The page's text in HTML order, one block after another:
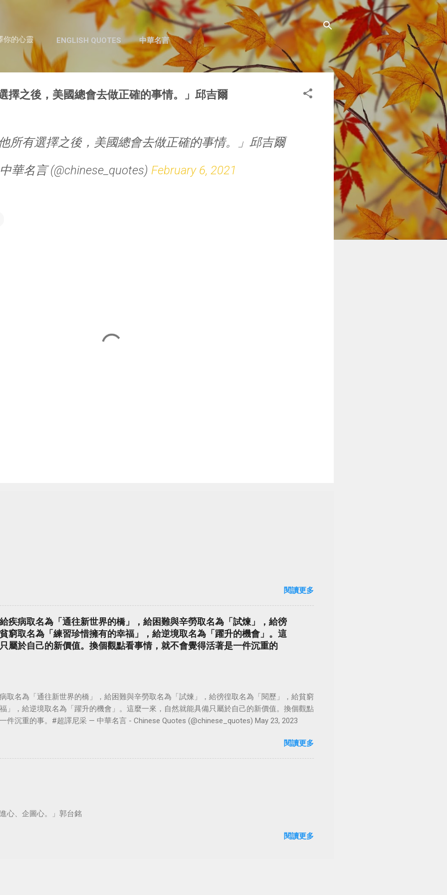
跳至主要內容
你的心靈 ENGLISH QUOTES 中華名言
擇之後，美國總會去做正確的事情。」邱吉爾
所有選擇之後，美國總會去做正確的事情。」邱吉爾
華名言 (@chinese_quotes) February 6, 2021
閱讀更多
疾病取名為「通往新世界的橋」，給困難與辛勞取名為「試煉」，給徬
窮取名為「練習珍惜擁有的幸福」，給逆境取名為「躍升的機會」。這
屬於自己的新價值。換個觀點看事情，就不會覺得活著是一件沉重的
取名為「通往新世界的橋」，給困難與辛勞取名為「試煉」，給徬徨取名為「閱歷」，給貧窮
」，給逆境取名為「躍升的機會」。這麼一來，自然就能具備只屬於自己的新價值。換個觀點
件沉重的事。#超譯尼采 — 中華名言 - Chinese Quotes (@chinese_quotes) May 23, 2023
閱讀更多
心、企圖心。」郭台銘
閱讀更多